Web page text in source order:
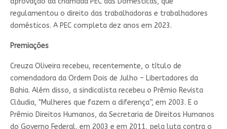
regulamentou o direito das trabalhadoras e trabalhadores
domésticos. A PEC completa dez anos em 2023.
Premiações
Creuza Oliveira recebeu, recentemente, o título de
comendadora da Ordem Dois de Julho – Libertadores da
Bahia. Além disso, a sindicalista recebeu o Prêmio Revista
Cláudia, "Mulheres que fazem a diferença”, em 2003. E o
Prêmio Direitos Humanos, da Secretaria de Direitos Humanos
do Governo Federal, em 2003 e em 2011, pela luta contra o